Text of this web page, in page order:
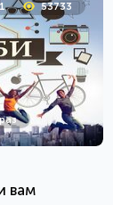
53733
вам